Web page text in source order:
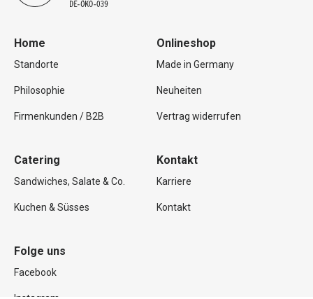
Home
Standorte
Philosophie
Firmenkunden / B2B
Onlineshop
Made in Germany
Neuheiten
Vertrag widerrufen
Catering
Sandwiches, Salate & Co.
Kuchen & Süsses
Kontakt
Karriere
Kontakt
Folge uns
Facebook